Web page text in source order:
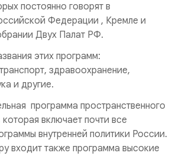
постоянно говорят в
Федерации , Кремле и
Двух Палат РФ.
этих программ:
здравоохранение,
и другие.
программа пространственного
включает почти все
внутренней политики России.
входит также программа высокие